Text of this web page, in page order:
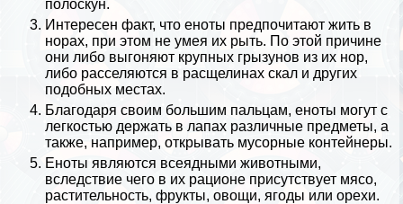
полоскун.
Интересен факт, что еноты предпочитают жить в
норах, при этом не умея их рыть. По этой причине
они либо выгоняют крупных грызунов из их нор,
либо расселяются в расщелинах скал и других
подобных местах.
Благодаря своим большим пальцам, еноты могут с
легкостью держать в лапах различные предметы, а
также, например, открывать мусорные контейнеры.
Еноты являются всеядными животными,
вследствие чего в их рационе присутствует мясо,
растительность, фрукты, овощи, ягоды или орехи.